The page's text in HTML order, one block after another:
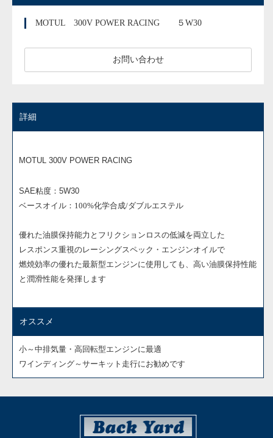
MOTUL 300V POWER RACING ５W30
お問い合わせ
詳細
MOTUL 300V POWER RACING
SAE粘度：5W30
ベースオイル：100%化学合成/ダブルエステル
優れた油膜保持能力とフリクションロスの低減を両立した
レスポンス重視のレーシングスペック・エンジンオイルで
燃焼効率の優れた最新型エンジンに使用しても、高い油膜保持性能
と潤滑性能を発揮します
オススメ
小～中排気量・高回転型エンジンに最適
ワインディング～サーキット走行にお勧めです